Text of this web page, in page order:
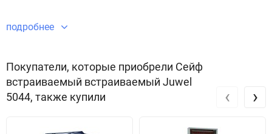
Способ изготовления – беспрерывная сварка, что обеспечивает
толщиной 8 мм. Внутренняя петля проходит вертикально по
всей высоте камеры. Тип замка сейфа ключевой с повышенной
защитой от манипуляций вскрытия.
подробнее
Покупатели, которые приобрели Сейф
встраиваемый встраиваемый Juwel
5044, также купили
‹ ›